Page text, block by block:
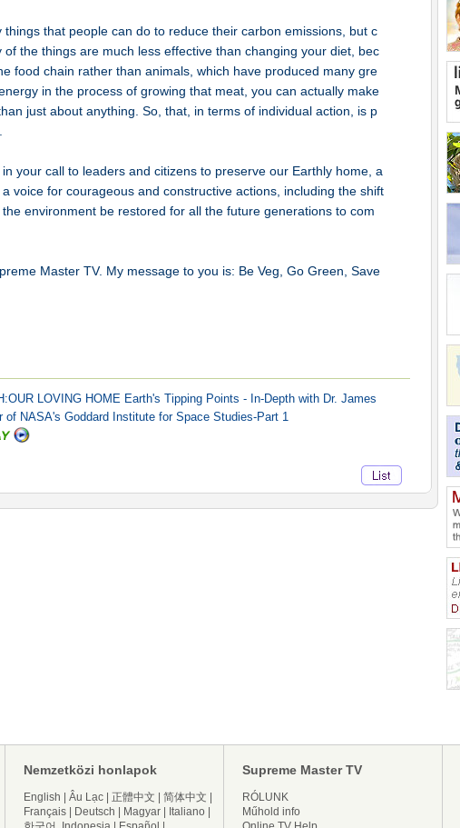
things that people can do to reduce their carbon emissions, but c
the things are much less effective than changing your diet, bec
food chain rather than animals, which have produced many gre
in the process of growing that meat, you can actually make
just about anything. So, that, in terms of individual action, is p
your call to leaders and citizens to preserve our Earthly home, a
voice for courageous and constructive actions, including the shift
environment be restored for all the future generations to com
Master TV. My message to you is: Be Veg, Go Green, Save
LOVING HOME Earth's Tipping Points - In-Depth with Dr. James
of NASA's Goddard Institute for Space Studies-Part 1
Nemzetközi honlapok
English Âu Lạc 正體中文 简体中文
Français
Deutsch Magyar Italiano
Supreme Master TV
RÓLUNK
Műhold info